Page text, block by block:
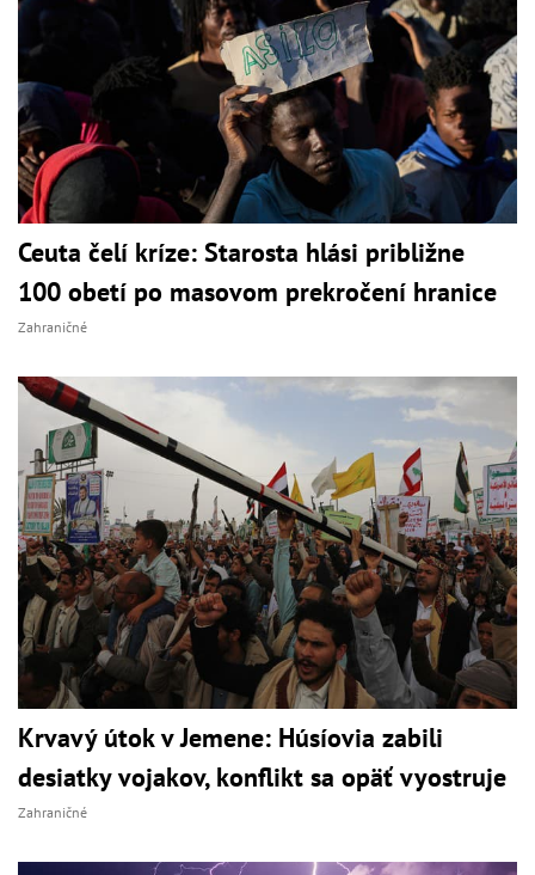
Ceuta čelí kríze: Starosta hlási približne
100 obetí po masovom prekročení hranice
Zahraničné
Krvavý útok v Jemene: Húsíovia zabili
desiatky vojakov, konflikt sa opäť vyostruje
Zahraničné